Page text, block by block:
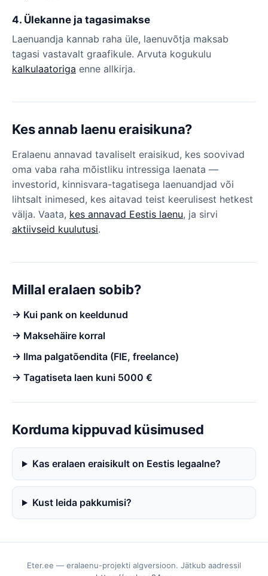
4. Ülekanne ja tagasimakse
Laenuandja kannab raha üle, laenuvõtja maksab
tagasi vastavalt graafikule. Arvuta kogukulu
kalkulaatoriga enne allkirja.
Kes annab laenu eraisikuna?
Eralaenu annavad tavaliselt eraisikud, kes soovivad
oma vaba raha mõistliku intressiga laenata —
investorid, kinnisvara-tagatisega laenuandjad või
lihtsalt inimesed, kes aitavad teist keerulisest hetkest
välja. Vaata, kes annavad Eestis laenu, ja sirvi
aktiivseid kuulutusi.
Millal eralaen sobib?
→ Kui pank on keeldunud
→ Maksehäire korral
→ Ilma palgatõendita (FIE, freelance)
→ Tagatiseta laen kuni 5000 €
Korduma kippuvad küsimused
Kas eralaen eraisikult on Eestis legaalne?
Kust leida pakkumisi?
Eter.ee — eralaenu-projekti algversioon. Jätkub aadressil